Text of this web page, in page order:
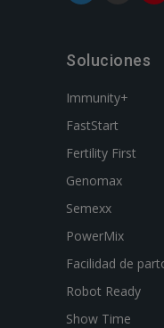
Soluciones
Immunity+
FastStart
Fertility First
Genomax
Semexx
PowerMix
Facilidad de
Robot Ready
Show Time